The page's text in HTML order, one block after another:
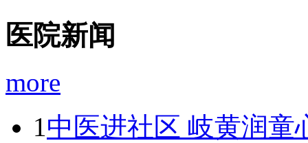
医院新闻
more
1中医进社区 岐黄润